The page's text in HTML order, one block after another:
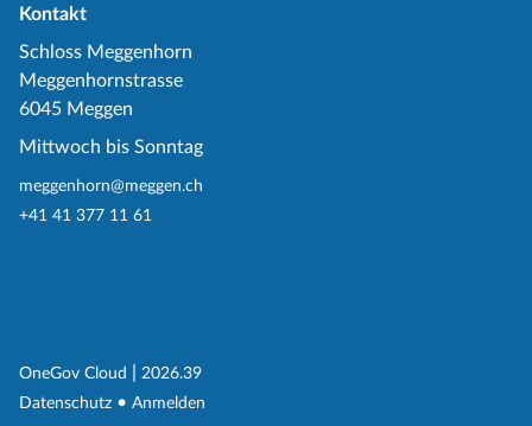
Kontakt
Schloss Meggenhorn
Meggenhornstrasse
6045 Meggen
Mittwoch bis Sonntag
meggenhorn@meggen.ch
+41 41 377 11 61
OneGov Cloud (External Link)
2026.39
Datenschutz (External Link)
Anmelden